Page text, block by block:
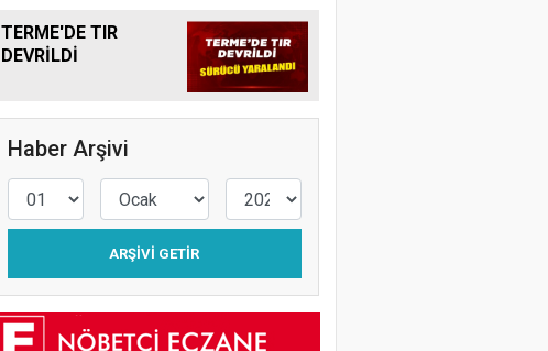
TERME'DE TIR
DEVRİLDİ
Haber Arşivi
ARŞIVI GETIR